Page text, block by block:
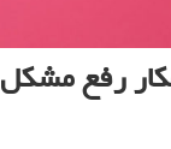
رفع مشکل